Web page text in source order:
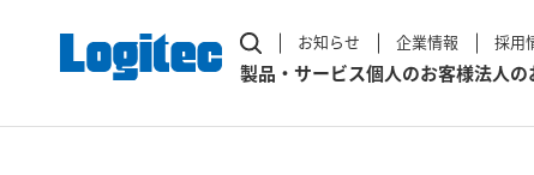
お知らせ 企業情報 採用
製品・サービス個人のお客様法人の